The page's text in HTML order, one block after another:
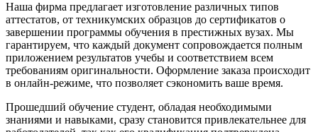
Наша фирма предлагает изготовление различных типов
аттестатов, от техникумских образцов до сертификатов о
завершении программы обучения в престижных вузах. Мы
гарантируем, что каждый документ сопровождается полным
приложением результатов учебы и соответствием всем
требованиям оригинальности. Оформление заказа происходит
в онлайн-режиме, что позволяет сэкономить ваше время.
Прошедший обучение студент, обладая необходимыми
знаниями и навыками, сразу становится привлекательнее для